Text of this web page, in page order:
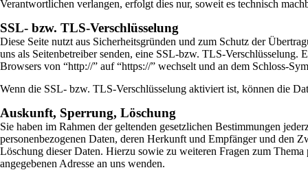
Verantwortlichen verlangen, erfolgt dies nur, soweit es technisch
SSL- bzw. TLS-Verschlüsselung
Diese Seite nutzt aus Sicherheitsgründen und zum Schutz der
uns als Seitenbetreiber senden, eine SSL-bzw. TLS-Verschlüsselung.
Browsers von “http://” auf “https://” wechselt und an dem Schloss-
Wenn die SSL- bzw. TLS-Verschlüsselung aktiviert ist, können die
Auskunft, Sperrung, Löschung
Sie haben im Rahmen der geltenden gesetzlichen Bestimmungen
personenbezogenen Daten, deren Herkunft und Empfänger und den
Löschung dieser Daten. Hierzu sowie zu weiteren Fragen zum
angegebenen Adresse an uns wenden.